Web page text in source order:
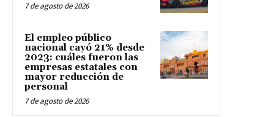
7 de agosto de 2026
El empleo público
nacional cayó 21% desde
2023: cuáles fueron las
empresas estatales con
mayor reducción de
personal
7 de agosto de 2026